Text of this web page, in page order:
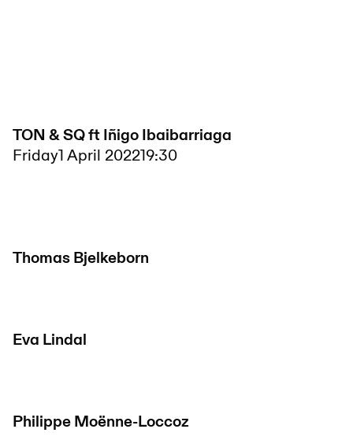
TON & SQ ft Iñigo Ibaibarriaga
Friday1 April 202219:30
Thomas Bjelkeborn
Eva Lindal
Philippe Moënne-Loccoz